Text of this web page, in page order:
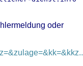
oder